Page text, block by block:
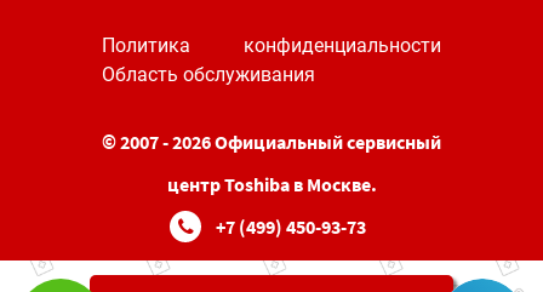
Политика конфиденциальности
Область обслуживания
© 2007 - 2026 Официальный сервисный
центр Toshiba в Москве.
+7 (499) 450-93-73